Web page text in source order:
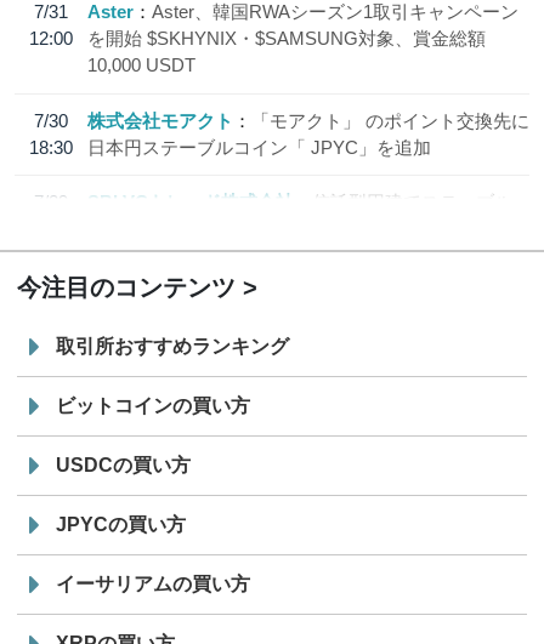
7/31
12:00
Aster
Aster、韓国RWAシーズン1取引キャンペーン
を開始 $SKHYNIX・$SAMSUNG対象、賞金総額
10,000 USDT
7/30
18:30
株式会社モアクト
「モアクト」 のポイント交換先に
日本円ステーブルコイン「 JPYC」を追加
7/29
SBI VCトレード株式会社
信託型円建てステーブル
今注目のコンテンツ
取引所おすすめランキング
ビットコインの買い方
USDCの買い方
JPYCの買い方
イーサリアムの買い方